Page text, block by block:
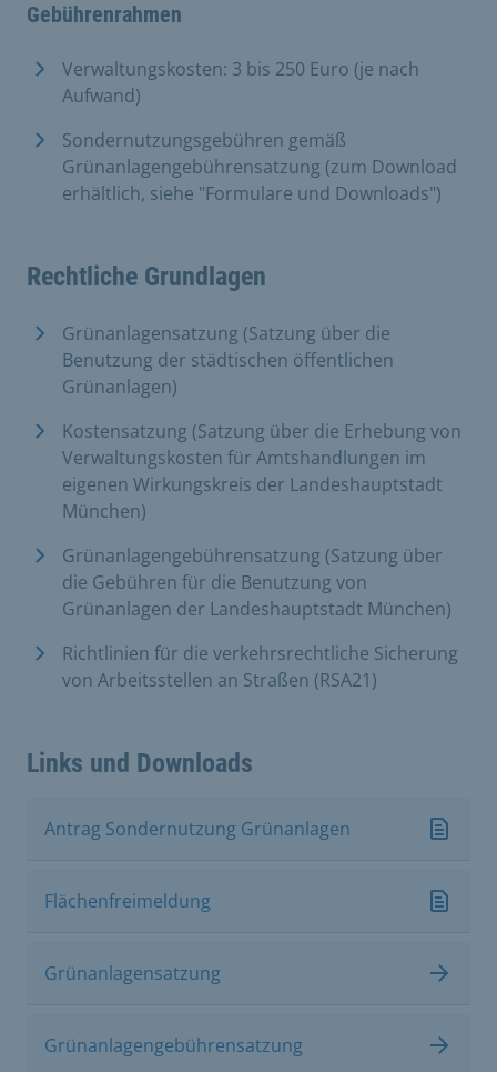
Gebührenrahmen
Verwaltungskosten: 3 bis 250 Euro (je nach
Aufwand)
Sondernutzungsgebühren gemäß
Grünanlagengebührensatzung (zum Download
erhältlich, siehe "Formulare und Downloads")
Rechtliche Grundlagen
Grünanlagensatzung (Satzung über die
Benutzung der städtischen öffentlichen
Grünanlagen)
Kostensatzung (Satzung über die Erhebung von
Verwaltungskosten für Amtshandlungen im
eigenen Wirkungskreis der Landeshauptstadt
München)
Grünanlagengebührensatzung (Satzung über
die Gebühren für die Benutzung von
Grünanlagen der Landeshauptstadt München)
Richtlinien für die verkehrsrechtliche Sicherung
von Arbeitsstellen an Straßen (RSA21)
Links und Downloads
Antrag Sondernutzung Grünanlagen
Flächenfreimeldung
Grünanlagensatzung
Grünanlagengebührensatzung